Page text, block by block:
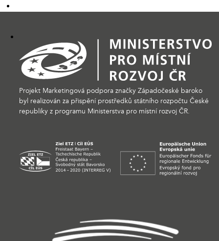
Projekt Marketingová podpora značky Západočeské baroko
byl realizován za přispění prostředků státního rozpočtu České
republiky z programu Ministerstva pro místní rozvoj ČR.